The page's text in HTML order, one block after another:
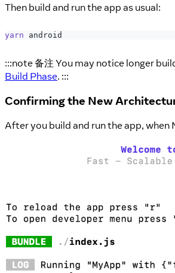
Then build and run the app as usual:
yarn android
:::note 备注 You may notice longer
Build Phase. :::
Confirming the New
After you build and run the app,